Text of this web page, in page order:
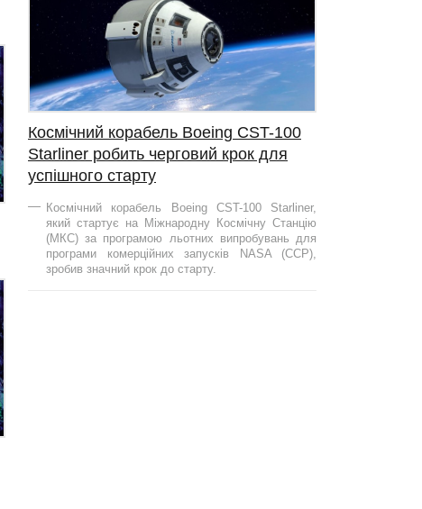
Космічний корабель Boeing CST-100
Starliner робить черговий крок для
успішного старту
Космічний корабель Boeing CST-100 Starliner,
який стартує на Міжнародну Космічну Станцію
(МКС) за програмою льотних випробувань для
програми комерційних запусків NASA (CCP),
зробив значний крок до старту.